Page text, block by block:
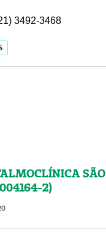
3492-3468
SÃO
2)